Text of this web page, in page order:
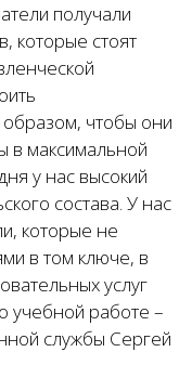
получали
которые стоят
чтобы они
в максимальной
у нас высокий
состава. У нас
которые не
в том ключе, в
услуг
учебной работе –
службы Сергей